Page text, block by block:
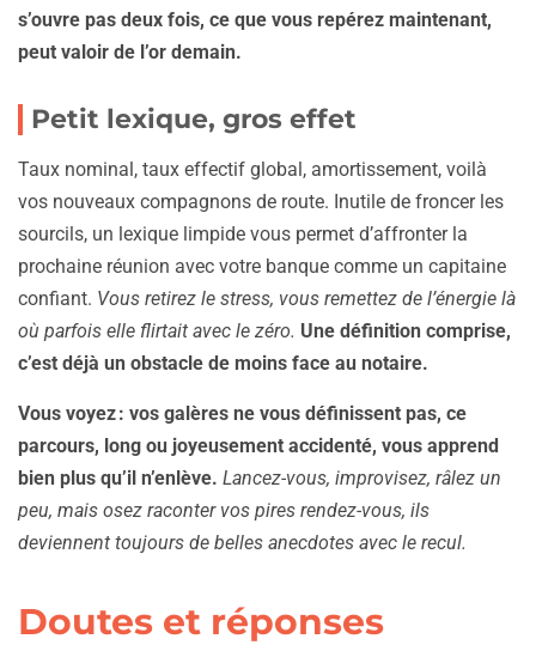
s’ouvre pas deux fois, ce que vous repérez maintenant,
peut valoir de l’or demain.
Petit lexique, gros effet
Taux nominal, taux effectif global, amortissement, voilà
vos nouveaux compagnons de route. Inutile de froncer les
sourcils, un lexique limpide vous permet d’affronter la
prochaine réunion avec votre banque comme un capitaine
confiant. Vous retirez le stress, vous remettez de l’énergie là
où parfois elle flirtait avec le zéro. Une définition comprise,
c’est déjà un obstacle de moins face au notaire.
Vous voyez : vos galères ne vous définissent pas, ce
parcours, long ou joyeusement accidenté, vous apprend
bien plus qu’il n’enlève. Lancez-vous, improvisez, râlez un
peu, mais osez raconter vos pires rendez-vous, ils
deviennent toujours de belles anecdotes avec le recul.
Doutes et réponses